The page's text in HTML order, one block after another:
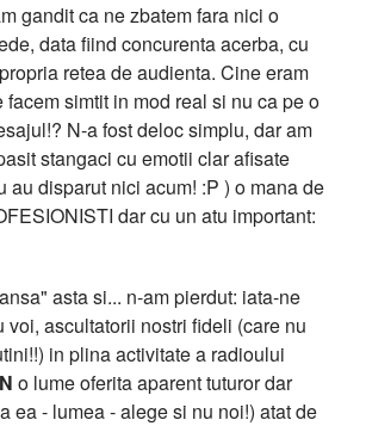
gandit ca ne zbatem fara nici o
data fiind concurenta acerba, cu
retea de audienta. Cine eram
facem simtit in mod real si nu ca pe o
N-a fost deloc simplu, dar am
stangaci cu emotii clar afisate
au disparut nici acum! :P ) o mana de
dar cu un atu important:
asta si... n-am pierdut: iata-ne
voi, ascultatorii nostri fideli (care nu
in plina activitate a radioului
o lume oferita aparent tuturor dar
ea - lumea - alege si nu noi!) atat de